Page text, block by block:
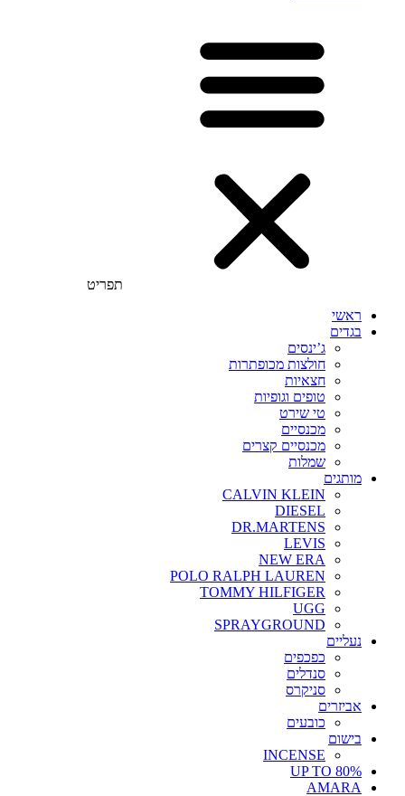
תפריט
ראשי
בגדים
ג’ינסים
חולצות מכופתרות
חצאיות
טופים וגופיות
טי שירט
מכנסיים
מכנסיים קצרים
שמלות
מותגים
CALVIN KLEIN
DIESEL
DR.MARTENS
LEVIS
NEW ERA
POLO RALPH LAUREN
TOMMY HILFIGER
UGG
SPRAYGROUND
נעליים
כפכפים
סנדלים
סניקרס
אביזרים
כובעים
בישום
INCENSE
UP TO 80%
AMARA